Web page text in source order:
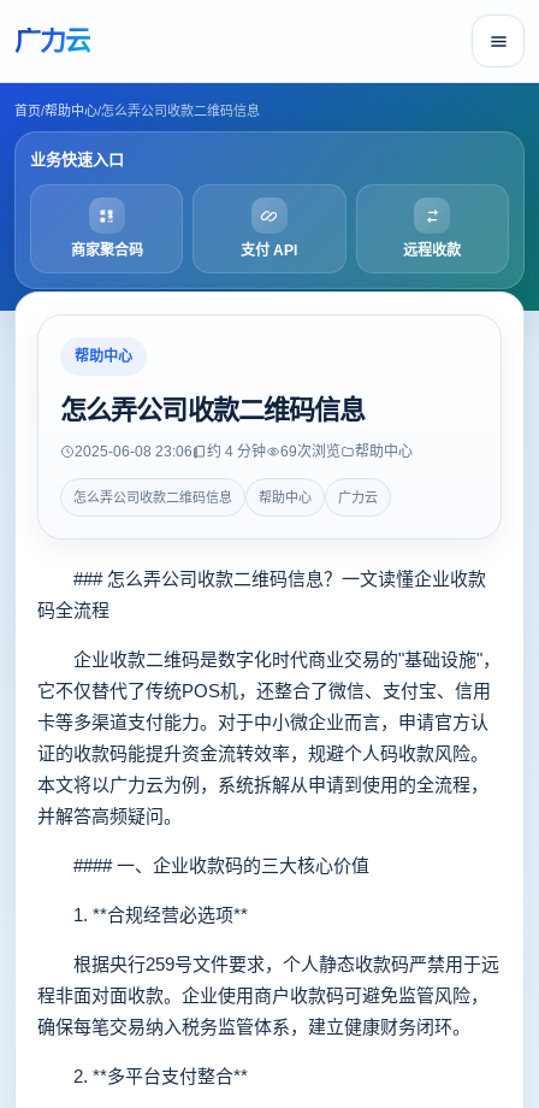
广力云
首页/帮助中心/怎么弄公司收款二维码信息
业务快速入口
商家聚合码 支付 API 远程收款
帮助中心
怎么弄公司收款二维码信息
2025-06-08 23:06 约 4 分钟 69次浏览 帮助中心
怎么弄公司收款二维码信息 帮助中心 广力云
### 怎么弄公司收款二维码信息？一文读懂企业收款
码全流程
企业收款二维码是数字化时代商业交易的"基础设施"，
它不仅替代了传统POS机，还整合了微信、支付宝、信用
卡等多渠道支付能力。对于中小微企业而言，申请官方认
证的收款码能提升资金流转效率，规避个人码收款风险。
本文将以广力云为例，系统拆解从申请到使用的全流程，
并解答高频疑问。
#### 一、企业收款码的三大核心价值
1. **合规经营必选项**
根据央行259号文件要求，个人静态收款码严禁用于远
程非面对面收款。企业使用商户收款码可避免监管风险，
确保每笔交易纳入税务监管体系，建立健康财务闭环。
2. **多平台支付整合**